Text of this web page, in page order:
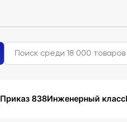
Приказ 838Инженерный класс